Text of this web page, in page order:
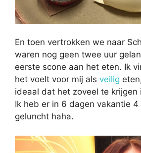
En toen vertrokken we naar
waren nog geen twee uur
eerste scone aan het eten. Ik
het voelt voor mij als veilig
ideaal dat het zoveel te krijgen
Ik heb er in 6 dagen vakantie 4
geluncht haha.